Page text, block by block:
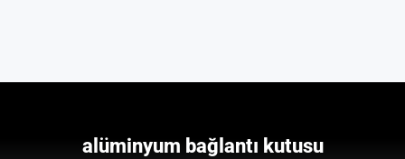
alüminyum bağlantı kutusu